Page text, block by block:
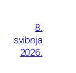
8.
svibnja
2026.